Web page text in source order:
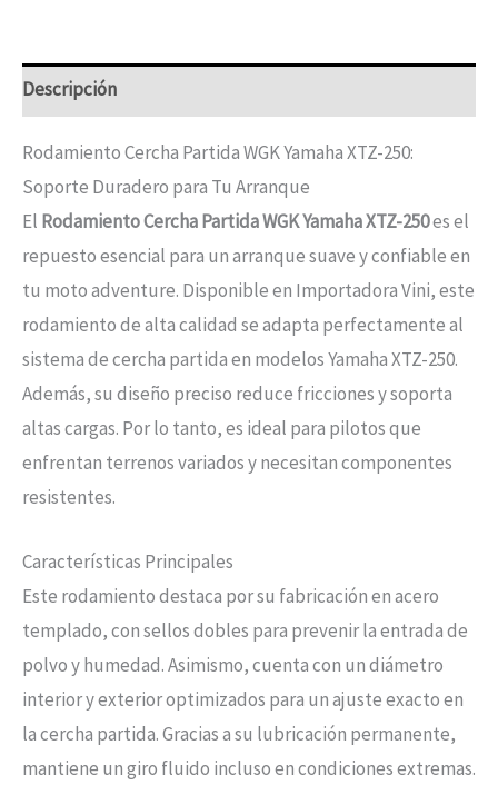
Descripción
Rodamiento Cercha Partida WGK Yamaha XTZ-250:
Soporte Duradero para Tu Arranque
El Rodamiento Cercha Partida WGK Yamaha XTZ-250es el
repuesto esencial para un arranque suave y confiable en
tu moto adventure. Disponible en Importadora Vini, este
rodamiento de alta calidad se adapta perfectamente al
sistema de cercha partida en modelos Yamaha XTZ-250.
Además, su diseño preciso reduce fricciones y soporta
altas cargas. Por lo tanto, es ideal para pilotos que
enfrentan terrenos variados y necesitan componentes
resistentes.
Características Principales
Este rodamiento destaca por su fabricación en acero
templado, con sellos dobles para prevenir la entrada de
polvo y humedad. Asimismo, cuenta con un diámetro
interior y exterior optimizados para un ajuste exacto en
la cercha partida. Gracias a su lubricación permanente,
mantiene un giro fluido incluso en condiciones extremas.